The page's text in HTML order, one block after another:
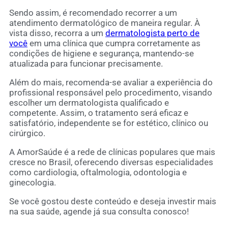
Sendo assim, é recomendado recorrer a um
atendimento dermatológico de maneira regular. À
vista disso, recorra a um dermatologista perto de
você em uma clínica que cumpra corretamente as
condições de higiene e segurança, mantendo-se
atualizada para funcionar precisamente.
Além do mais, recomenda-se avaliar a experiência do
profissional responsável pelo procedimento, visando
escolher um dermatologista qualificado e
competente. Assim, o tratamento será eficaz e
satisfatório, independente se for estético, clínico ou
cirúrgico.
A AmorSaúde é a rede de clínicas populares que mais
cresce no Brasil, oferecendo diversas especialidades
como cardiologia, oftalmologia, odontologia e
ginecologia.
Se você gostou deste conteúdo e deseja investir mais
na sua saúde, agende já sua consulta conosco!